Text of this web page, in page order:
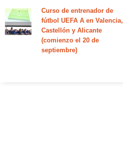
Curso de entrenador de
fútbol UEFA A en Valencia,
Castellón y Alicante
(comienzo el 20 de
septiembre)